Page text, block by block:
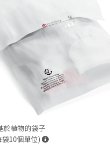
於植物的袋子
袋10個單位)